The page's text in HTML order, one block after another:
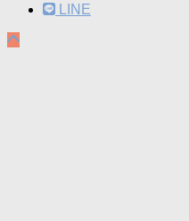
LINE